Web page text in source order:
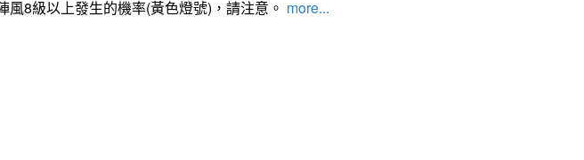
8級以上發生的機率(黃色燈號)，請注意。 more...